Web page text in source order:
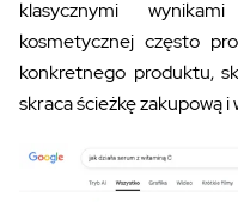
klasycznymi
kosmetycznej często
konkretnego produktu,
skraca ścieżkę zakupową i